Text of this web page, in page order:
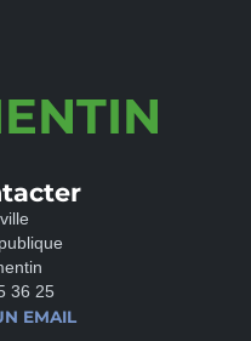
36 25
EMAIL